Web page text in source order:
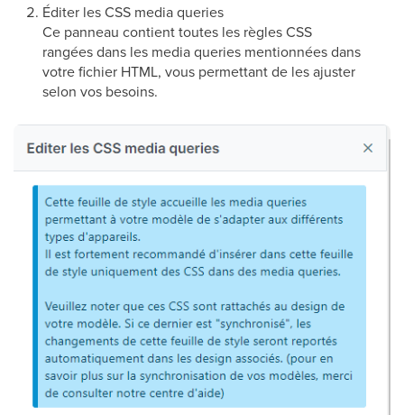
Éditer les CSS media queries
Ce panneau contient toutes les règles CSS
rangées dans les media queries mentionnées dans
votre fichier HTML, vous permettant de les ajuster
selon vos besoins.